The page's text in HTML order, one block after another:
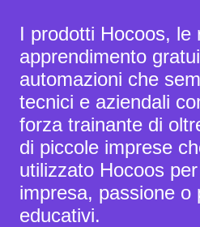
I prodotti Hocoos, le
apprendimento
automazioni che
tecnici e aziendali
forza trainante di
di piccole imprese
utilizzato Hocoos
impresa, passione o
educativi.